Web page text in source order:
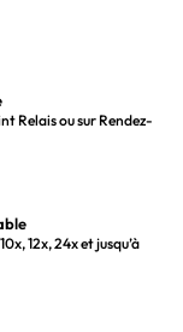
Relais ou sur Rendez-
12x, 24x et jusqu’à